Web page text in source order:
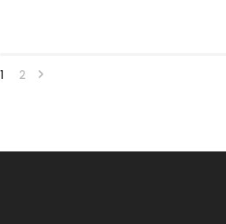
Pagination
publications
PAGE
1 PAGE
2